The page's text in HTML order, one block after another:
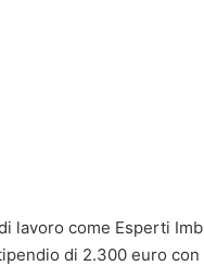
lavoro come Esperti
di 2.300 euro